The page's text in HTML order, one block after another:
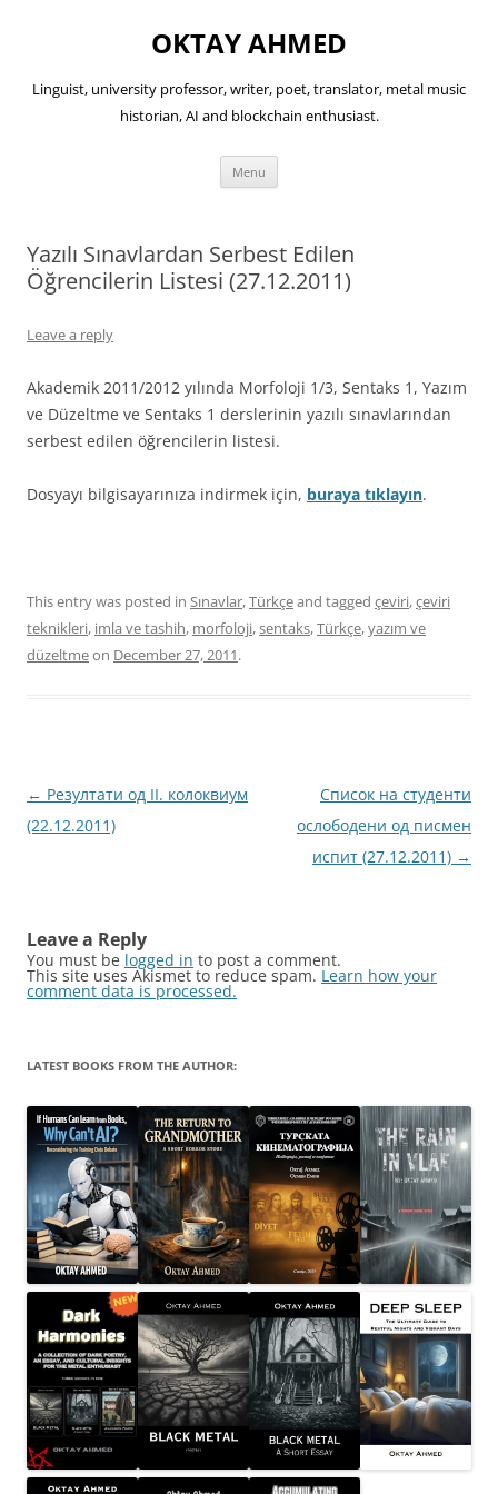
OKTAY AHMED
Linguist, university professor, writer, poet, translator, metal music
historian, AI and blockchain enthusiast.
Menu
Yazılı Sınavlardan Serbest Edilen
Öğrencilerin Listesi (27.12.2011)
Leave a reply
Akademik 2011/2012 yılında Morfoloji 1/3, Sentaks 1, Yazım
ve Düzeltme ve Sentaks 1 derslerinin yazılı sınavlarından
serbest edilen öğrencilerin listesi.
Dosyayı bilgisayarınıza indirmek için, buraya tıklayın.
This entry was posted in Sınavlar,Türkçeand tagged çeviri,çeviri
teknikleri, imla ve tashih, morfoloji,sentaks,Türkçe,yazım ve
düzeltmeon December 27, 2011.
Post
navigation
← Резултати од II. колоквиум
(22.12.2011)
Список на студенти
ослободени од писмен
испит (27.12.2011) →
Leave a Reply
You must be logged in to post a comment.
This site uses Akismet to reduce spam. Learn how your
comment data is processed.
LATEST BOOKS FROM THE AUTHOR: